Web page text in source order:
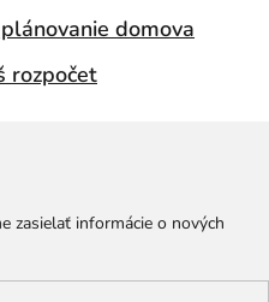
domova
rozpočet
zasielať informácie o nových